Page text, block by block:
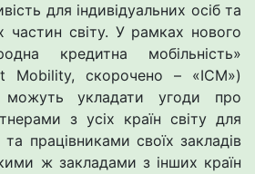
для індивідуальних осіб та
частин світу. У рамках нового
кредитна мобільність»
Mobility, скорочено – «ICM»)
можуть укладати угоди про
з усіх країн світу для
працівниками своїх закладів
ж закладами з інших країн